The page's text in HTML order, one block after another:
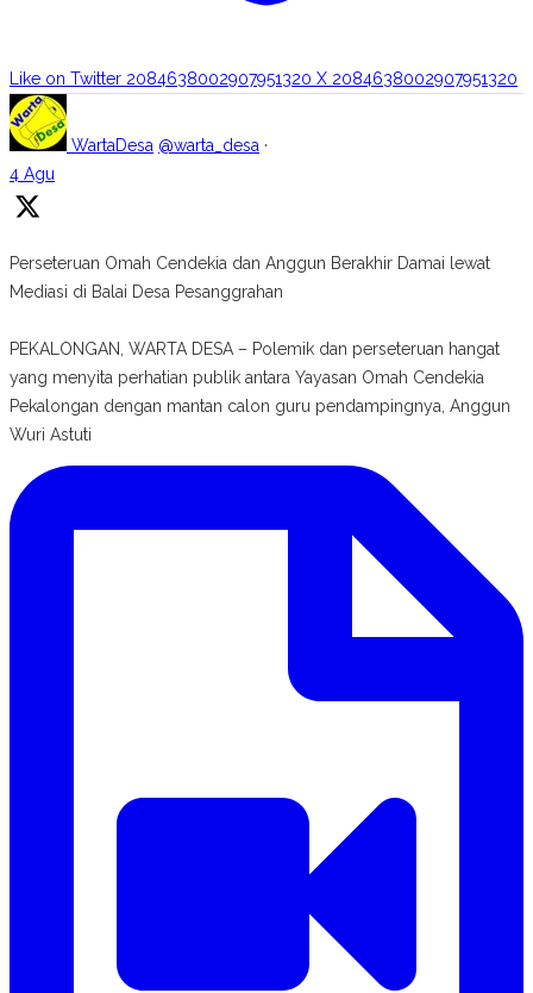
Like on Twitter 2084638002907951320 X 2084638002907951320
WartaDesa @warta_desa ·
4 Agu
Perseteruan Omah Cendekia dan Anggun Berakhir Damai lewat
Mediasi di Balai Desa Pesanggrahan
PEKALONGAN, WARTA DESA – Polemik dan perseteruan hangat
yang menyita perhatian publik antara Yayasan Omah Cendekia
Pekalongan dengan mantan calon guru pendampingnya, Anggun
Wuri Astuti